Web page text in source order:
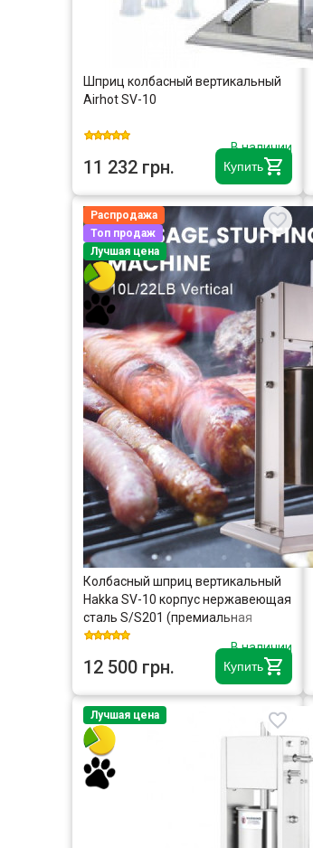
Купить
Шприц колбасный вертикальный
Airhot SV-10
В наличии
11 232 грн.
Купить
Распродажа
Топ продаж
Лучшая цена
Колбасный шприц вертикальный
Hakka SV-10 корпус нержавеющая
сталь S/S201 (премиальная
марка), крепкие шестерни, 2
В наличии
12 500 грн.
Лучшая цена